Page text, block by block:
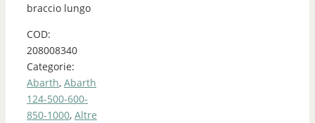
braccio lungo
COD:
208008340
Categorie:
Abarth, Abarth
124-500-600-
850-1000, Altre